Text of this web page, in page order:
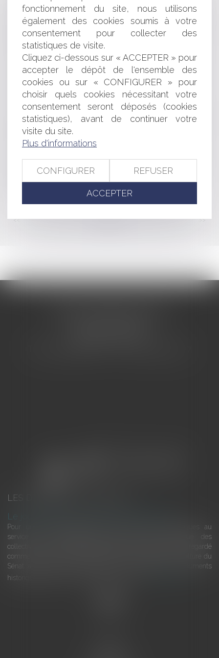
avec le fait générateur de la responsabilité
Secteur des solutions de paiement du stationnement
en France : l’Autorité autorise le rachat par le groupe
EasyPark du groupe Flowbird
Défaillance d'une entreprise partenaire : comment
réagir ?
SAS et décisions collectives des associés : les statuts
peuvent-ils fixer le seuil des voix exprimées ?
Acceptation du risque par le maitre de l'ouvrage et
exonération de responsabilité du constructeur
Les revenus perçus par l’ex conjoint au titre des
allocations familiales doivent-ils être pris en compte pour
le calcul de la prestation compensatoire ?
Objet de l'obligation in solidum : un rappel utile et
Qu’est ce que l’ATI, l'allocation chômage des
Hypothèque et vente le même jour : qui l’emporte ?
<< < ... 43 44 45 46 47 48 49 ... > >>
LES DERNIÈRES ACTUALITÉS
Le joug léger des monuments historiques
Pour une gestion patrimoniale des monuments historiques au
service du développement économique et touristique des
collectivités Le monument historique a longtemps été regardé
comme une charge. Le rapport que la commission de la culture du
Sénat a consacré, en juillet 2026, à la gestion des monuments
historiques invite à y voir aussi une ressour...
fonctionnement du site, nous utilisons
également des cookies soumis à votre
consentement pour collecter des
statistiques de visite.
Cliquez ci-dessous sur « ACCEPTER » pour
accepter le dépôt de l'ensemble des
cookies ou sur « CONFIGURER » pour
choisir quels cookies nécessitant votre
consentement seront déposés (cookies
statistiques), avant de continuer votre
visite du site.
Plus d'informations
CONFIGURER REFUSER
ACCEPTER